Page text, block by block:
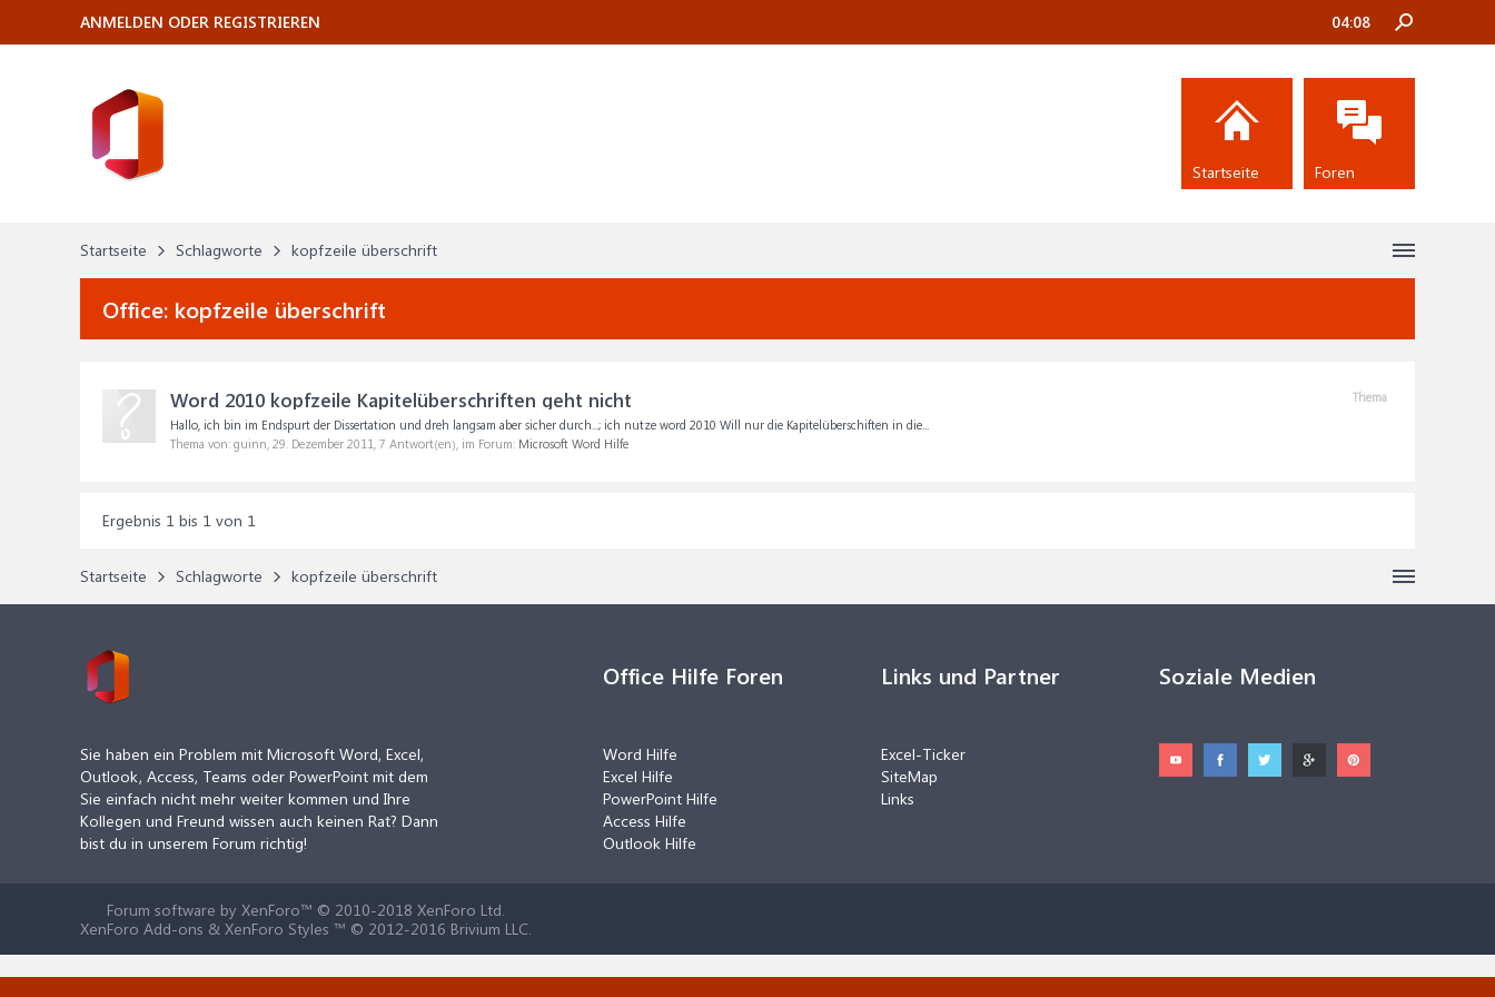
Startseite Schlagworte kopfzeile überschrift
Office: kopfzeile überschrift
Thema
Word 2010 kopfzeile Kapitelüberschriften geht nicht
Hallo, ich bin im Endspurt der Dissertation und dreh langsam aber sicher durch...; ich nutze word 2010 Will nur die Kapitelüberschiften in die...
Thema von: guinn, 29. Dezember 2011, 7 Antwort(en), im Forum: Microsoft Word Hilfe
Ergebnis 1 bis 1 von 1
Startseite Schlagworte kopfzeile überschrift
ANMELDEN ODER REGISTRIEREN 04:08
Startseite Foren
Sie haben ein Problem mit Microsoft Word, Excel,
Outlook, Access, Teams oder PowerPoint mit dem
Sie einfach nicht mehr weiter kommen und Ihre
Kollegen und Freund wissen auch keinen Rat? Dann
bist du in unserem Forum richtig!
Office Hilfe Foren
Word Hilfe
Excel Hilfe
PowerPoint Hilfe
Access Hilfe
Outlook Hilfe
Links und Partner
Excel-Ticker
SiteMap
Links
Soziale Medien
Forum software by XenForo™ © 2010-2018 XenForo Ltd.
XenForo Add-ons & XenForo Styles ™ © 2012-2016 Brivium LLC.